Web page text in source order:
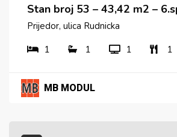
Stan broj 53 – 43,42 m2 –
Prijedor, ulica Rudnicka
1
1 1 1
MB MODUL